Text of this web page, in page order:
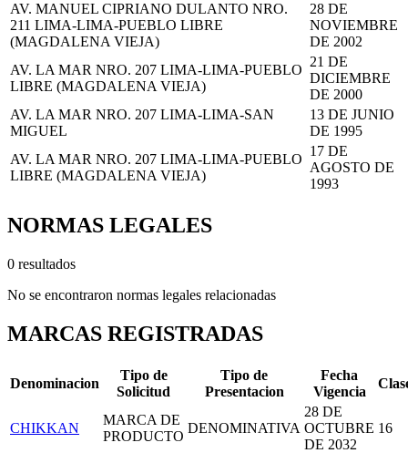
AV. MANUEL CIPRIANO DULANTO NRO.
211 LIMA-LIMA-PUEBLO LIBRE
(MAGDALENA VIEJA)
28 DE
NOVIEMBRE
DE 2002
AV. LA MAR NRO. 207 LIMA-LIMA-PUEBLO
LIBRE (MAGDALENA VIEJA)
21 DE
DICIEMBRE
DE 2000
AV. LA MAR NRO. 207 LIMA-LIMA-SAN
MIGUEL
13 DE JUNIO
DE 1995
AV. LA MAR NRO. 207 LIMA-LIMA-PUEBLO
LIBRE (MAGDALENA VIEJA)
17 DE
AGOSTO DE
1993
NORMAS LEGALES
0 resultados
No se encontraron normas legales relacionadas
MARCAS REGISTRADAS
Denominacion
Tipo de
Solicitud
Tipo de
Presentacion
Fecha
Vigencia
CHIKKAN
MARCA DE
PRODUCTO
DENOMINATIVA
28 DE
OCTUBRE
DE 2032
16